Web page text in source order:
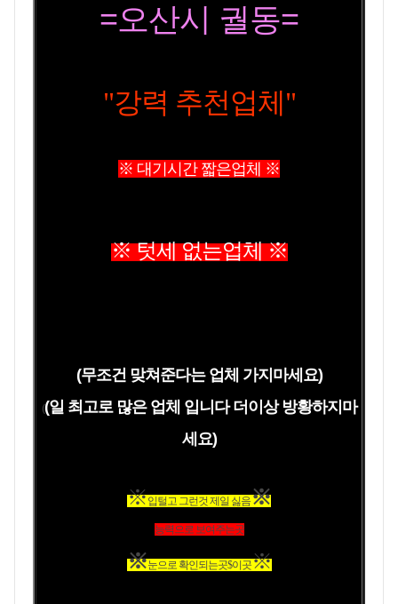
=오산시 궐동=
"강력 추천업체"
※ 대기시간 짧은업체 ※
※ 텃세 없는업체 ※
(무조건 맞쳐준다는 업체 가지마세요)
((일 최고로 많은 업체 입니다 더이상 방황하지마
세요)
※입털고 그런것 제일 싫음※
능력으로 보여주는곳
※눈으로 확인되는곳$이곳※